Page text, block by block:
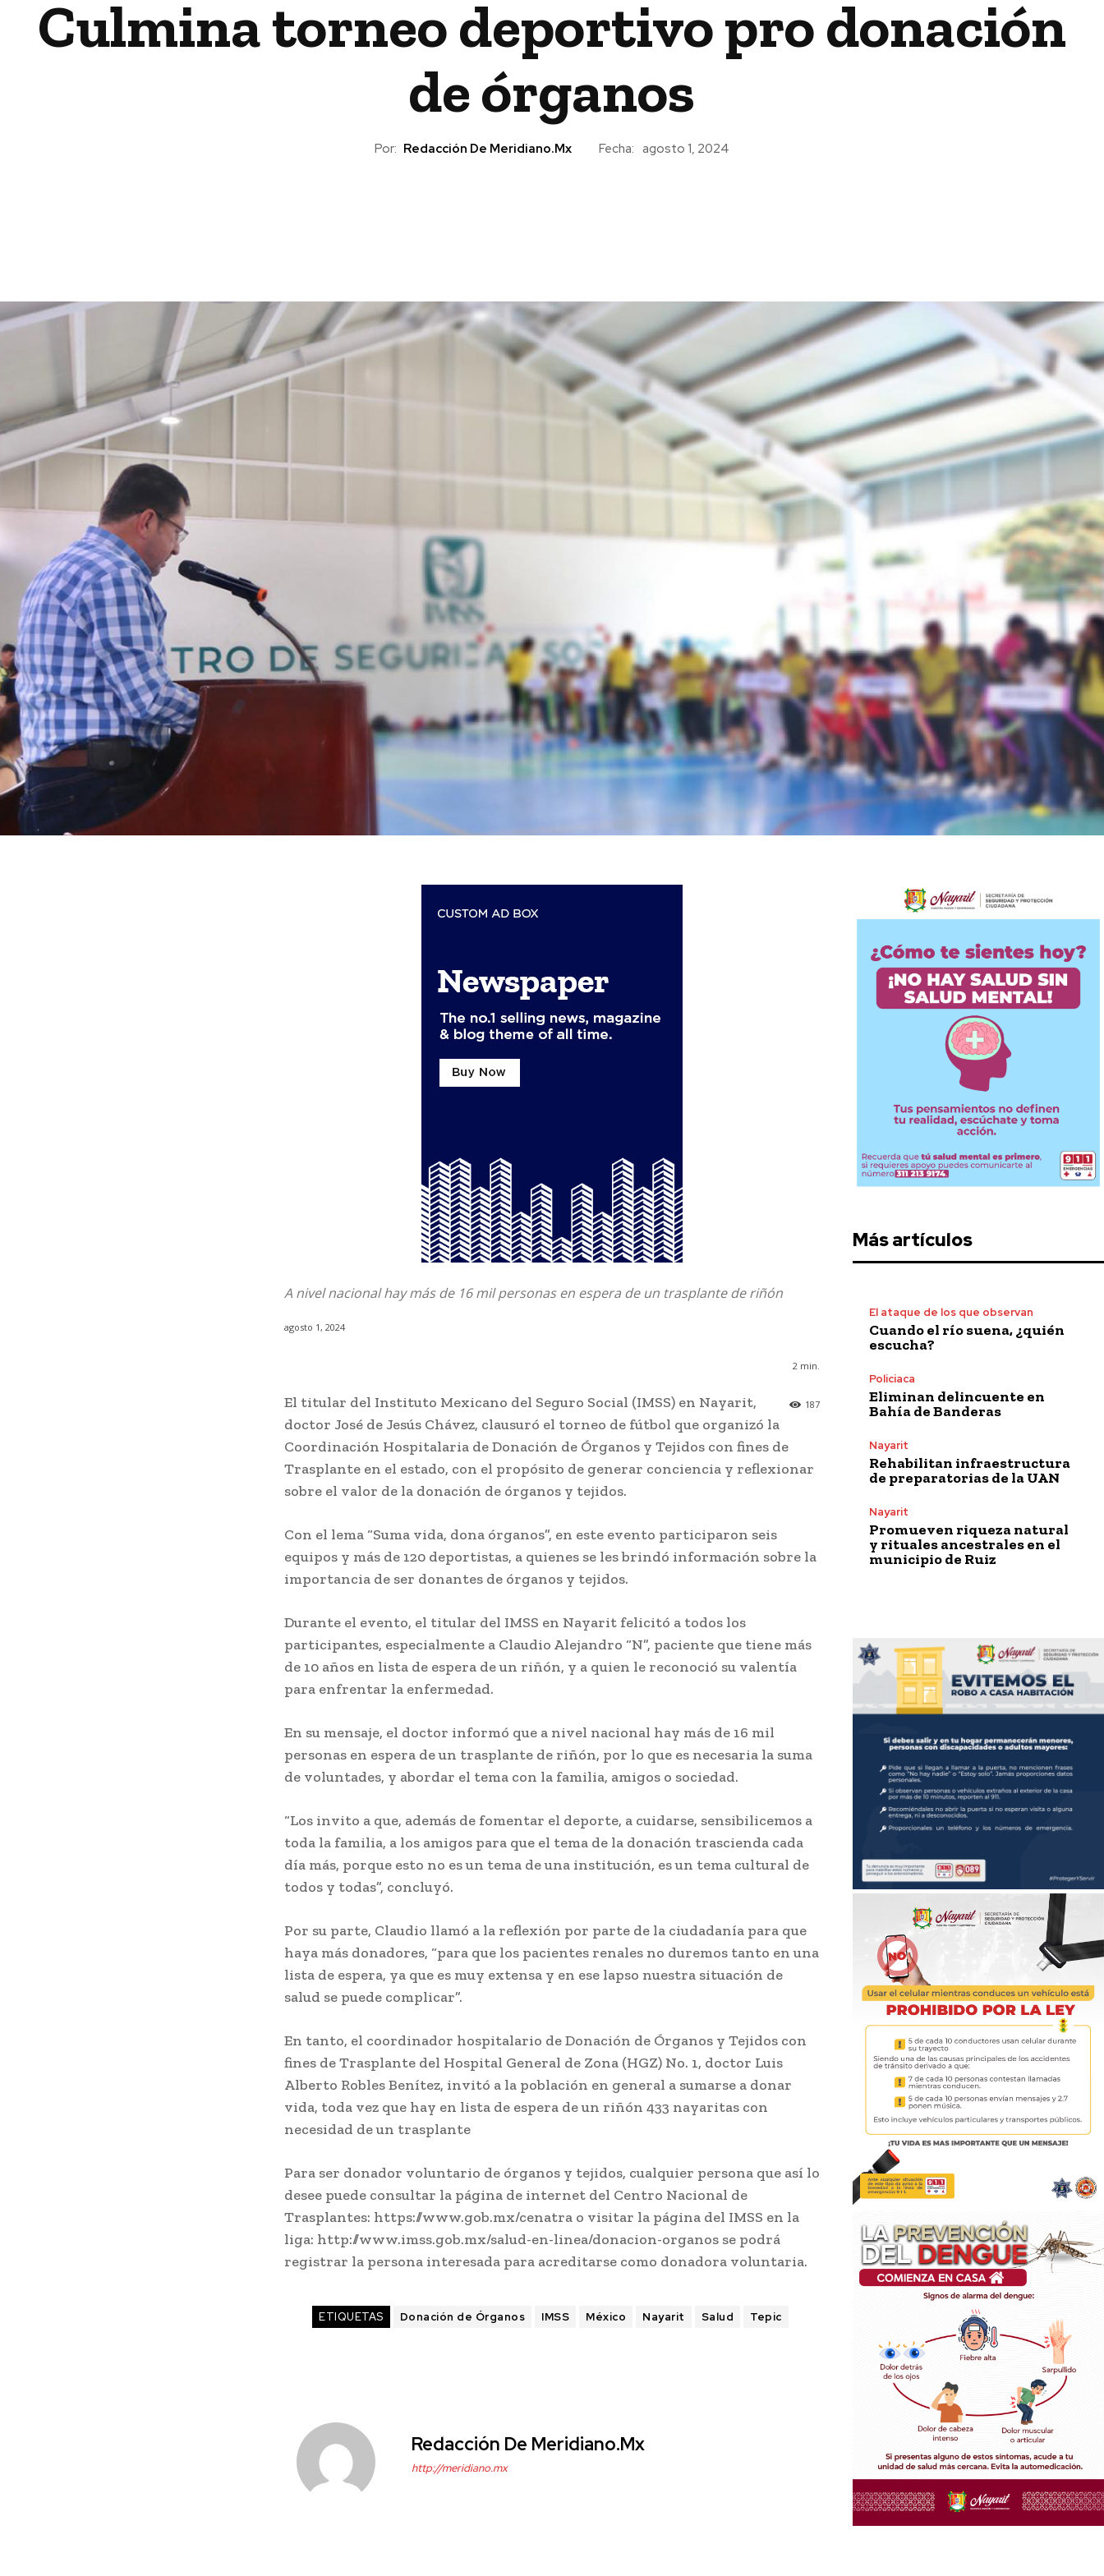
Culmina torneo deportivo pro donación
de órganos
Por: Redacción De Meridiano.mx Fecha: agosto 1, 2024
A nivel nacional hay más de 16 mil personas en espera de un trasplante de riñón
agosto 1, 2024
2 min.
187
El titular del Instituto Mexicano del Seguro Social (IMSS) en Nayarit,
doctor José de Jesús Chávez, clausuró el torneo de fútbol que organizó la
Coordinación Hospitalaria de Donación de Órganos y Tejidos con fines de
Trasplante en el estado, con el propósito de generar conciencia y reflexionar
sobre el valor de la donación de órganos y tejidos.
Con el lema “Suma vida, dona órganos”, en este evento participaron seis
equipos y más de 120 deportistas, a quienes se les brindó información sobre la
importancia de ser donantes de órganos y tejidos.
Durante el evento, el titular del IMSS en Nayarit felicitó a todos los
participantes, especialmente a Claudio Alejandro “N”, paciente que tiene más
de 10 años en lista de espera de un riñón, y a quien le reconoció su valentía
para enfrentar la enfermedad.
En su mensaje, el doctor informó que a nivel nacional hay más de 16 mil
personas en espera de un trasplante de riñón, por lo que es necesaria la suma
de voluntades, y abordar el tema con la familia, amigos o sociedad.
“Los invito a que, además de fomentar el deporte, a cuidarse, sensibilicemos a
toda la familia, a los amigos para que el tema de la donación trascienda cada
día más, porque esto no es un tema de una institución, es un tema cultural de
todos y todas”, concluyó.
Por su parte, Claudio llamó a la reflexión por parte de la ciudadanía para que
haya más donadores, “para que los pacientes renales no duremos tanto en una
lista de espera, ya que es muy extensa y en ese lapso nuestra situación de
salud se puede complicar”.
En tanto, el coordinador hospitalario de Donación de Órganos y Tejidos con
fines de Trasplante del Hospital General de Zona (HGZ) No. 1, doctor Luis
Alberto Robles Benítez, invitó a la población en general a sumarse a donar
vida, toda vez que hay en lista de espera de un riñón 433 nayaritas con
necesidad de un trasplante
Para ser donador voluntario de órganos y tejidos, cualquier persona que así lo
desee puede consultar la página de internet del Centro Nacional de
Trasplantes: https://www.gob.mx/cenatra o visitar la página del IMSS en la
liga: http://www.imss.gob.mx/salud-en-linea/donacion-organos se podrá
registrar la persona interesada para acreditarse como donadora voluntaria.
ETIQUETAS Donación de Órganos IMSS México Nayarit Salud Tepic
Redacción De Meridiano.mx
http://meridiano.mx
Más artículos
El ataque de los que observan
Cuando el río suena, ¿quién
escucha?
Policiaca
Eliminan delincuente en
Bahía de Banderas
Nayarit
Rehabilitan infraestructura
de preparatorias de la UAN
Nayarit
Promueven riqueza natural
y rituales ancestrales en el
municipio de Ruiz